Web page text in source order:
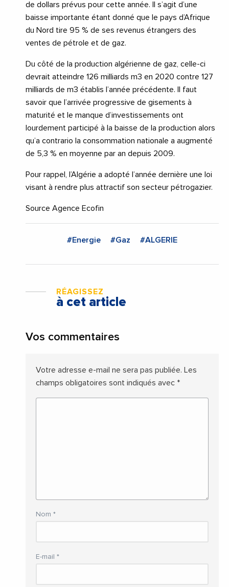
de dollars prévus pour cette année. Il s’agit d’une
baisse importante étant donné que le pays d’Afrique
du Nord tire 95 % de ses revenus étrangers des
ventes de pétrole et de gaz.
Du côté de la production algérienne de gaz, celle-ci
devrait atteindre 126 milliards m3 en 2020 contre 127
milliards de m3 établis l’année précédente. Il faut
savoir que l’arrivée progressive de gisements à
maturité et le manque d’investissements ont
lourdement participé à la baisse de la production alors
qu’a contrario la consommation nationale a augmenté
de 5,3 % en moyenne par an depuis 2009.
Pour rappel, l’Algérie a adopté l’année dernière une loi
visant à rendre plus attractif son secteur pétrogazier.
Source Agence Ecofin
#Energie #Gaz #ALGERIE
RÉAGISSEZ
à cet article
Vos commentaires
Votre adresse e-mail ne sera pas publiée. Les
champs obligatoires sont indiqués avec *
Nom *
E-mail *